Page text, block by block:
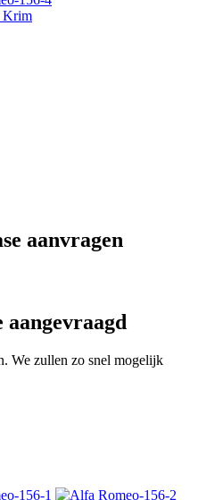
Krim
aanvragen
We zullen zo snel mogelijk